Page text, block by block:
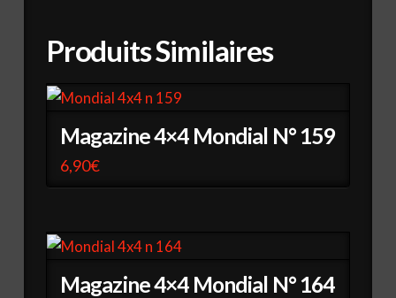
Produits Similaires
Magazine 4×4 Mondial N° 159
6,90€
Magazine 4×4 Mondial N° 164